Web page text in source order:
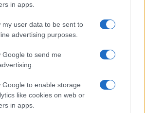
in apps.
my user data to be sent to
advertising purposes.
Google to send me
Google to enable storage
like cookies on web or
in apps.
Birodalom hangulatát idézik meg. A
a Cella Septichora
fáklyás felvonulás, légiósok, interaktív
római finomságok várják a látogatókat –
5-én, pénteken 17.00 órakor veszi